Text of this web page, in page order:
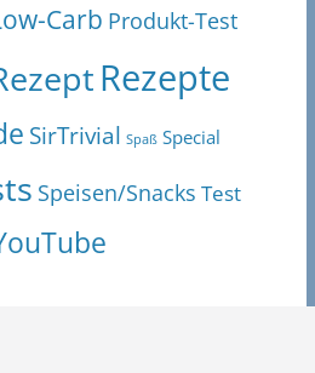
Carb Produkt-Test
Rezepte
SirTrivial Spaß Special
Speisen/Snacks Test